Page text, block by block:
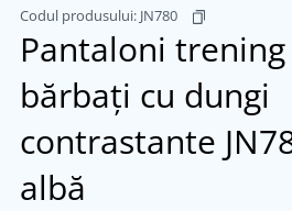
Codul produsului: JN780
Pantaloni
bărbați cu dungi
contrastante
albă